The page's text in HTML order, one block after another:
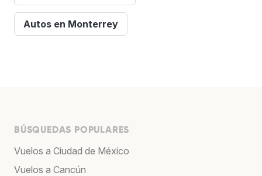
Autos en Monterrey
BÚSQUEDAS POPULARES
Vuelos a Ciudad de México
Vuelos a Cancún